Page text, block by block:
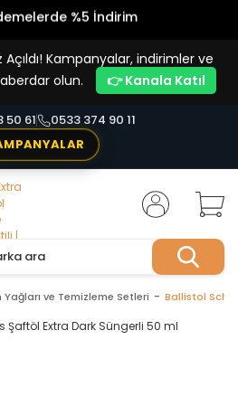
4 Taksit İmkanı!
Açıldı! Kampanyalar, indirimler ve
olun.
👉 Kanala Katıl
50 61
0533 374 90 11
Yağları ve Temizleme Setleri Ballistol